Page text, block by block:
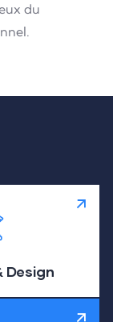
du
Design